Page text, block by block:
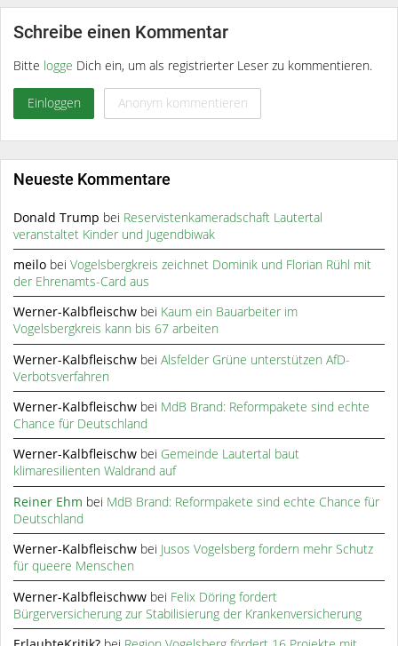
Schreibe einen Kommentar
Bitte logge Dich ein, um als registrierter Leser zu kommentieren.
Einloggen Anonym kommentieren
Neueste Kommentare
Donald Trump bei Reservistenkameradschaft Lautertal
veranstaltet Kinder und Jugendbiwak
meilo beiVogelsbergkreis zeichnet Dominik und Florian Rühl mit
der Ehrenamts-Card aus
Werner-Kalbfleischw bei Kaum ein Bauarbeiter im
Vogelsbergkreis kann bis 67 arbeiten
Werner-Kalbfleischw beiAlsfelder Grüne unterstützen AfD-
Verbotsverfahren
Werner-Kalbfleischw bei MdB Brand: Reformpakete sind echte
Chance für Deutschland
Werner-Kalbfleischw bei Gemeinde Lautertal baut
klimaresilienten Waldrand auf
Reiner Ehm bei MdB Brand: Reformpakete sind echte Chance für
Deutschland
Werner-Kalbfleischw bei Jusos Vogelsberg fordern mehr Schutz
für queere Menschen
Werner-Kalbfleischww bei Felix Döring fordert
Bürgerversicherung zur Stabilisierung der Krankenversicherung